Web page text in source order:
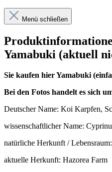
Menü schließen
Yamabuki (aktuell
Sie kaufen hier Yamabuki
Bei den Fotos handelt es sich
Deutscher Name: Koi Karpfen,
wissenschaftlicher Name:
natürliche Herkunft /
aktuelle Herkunft: Hazorea Farm